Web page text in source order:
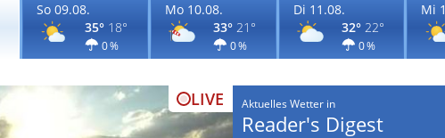
So 09.08.
35° 18°
0 %
Mo 10.08.
33° 21°
0 %
Di 11.08.
32° 22°
0 %
Mi
LIVE Aktuelles Wetter in
Reader's Digest